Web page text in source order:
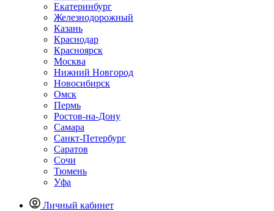
Екатеринбург
Железнодорожный
Казань
Краснодар
Красноярск
Москва
Нижний Новгород
Новосибирск
Омск
Пермь
Ростов-на-Дону
Самара
Санкт-Петербург
Саратов
Сочи
Тюмень
Уфа
Личный кабинет